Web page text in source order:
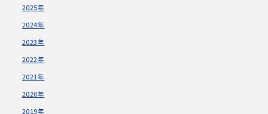
2025年
2024年
2023年
2022年
2021年
2020年
2019年